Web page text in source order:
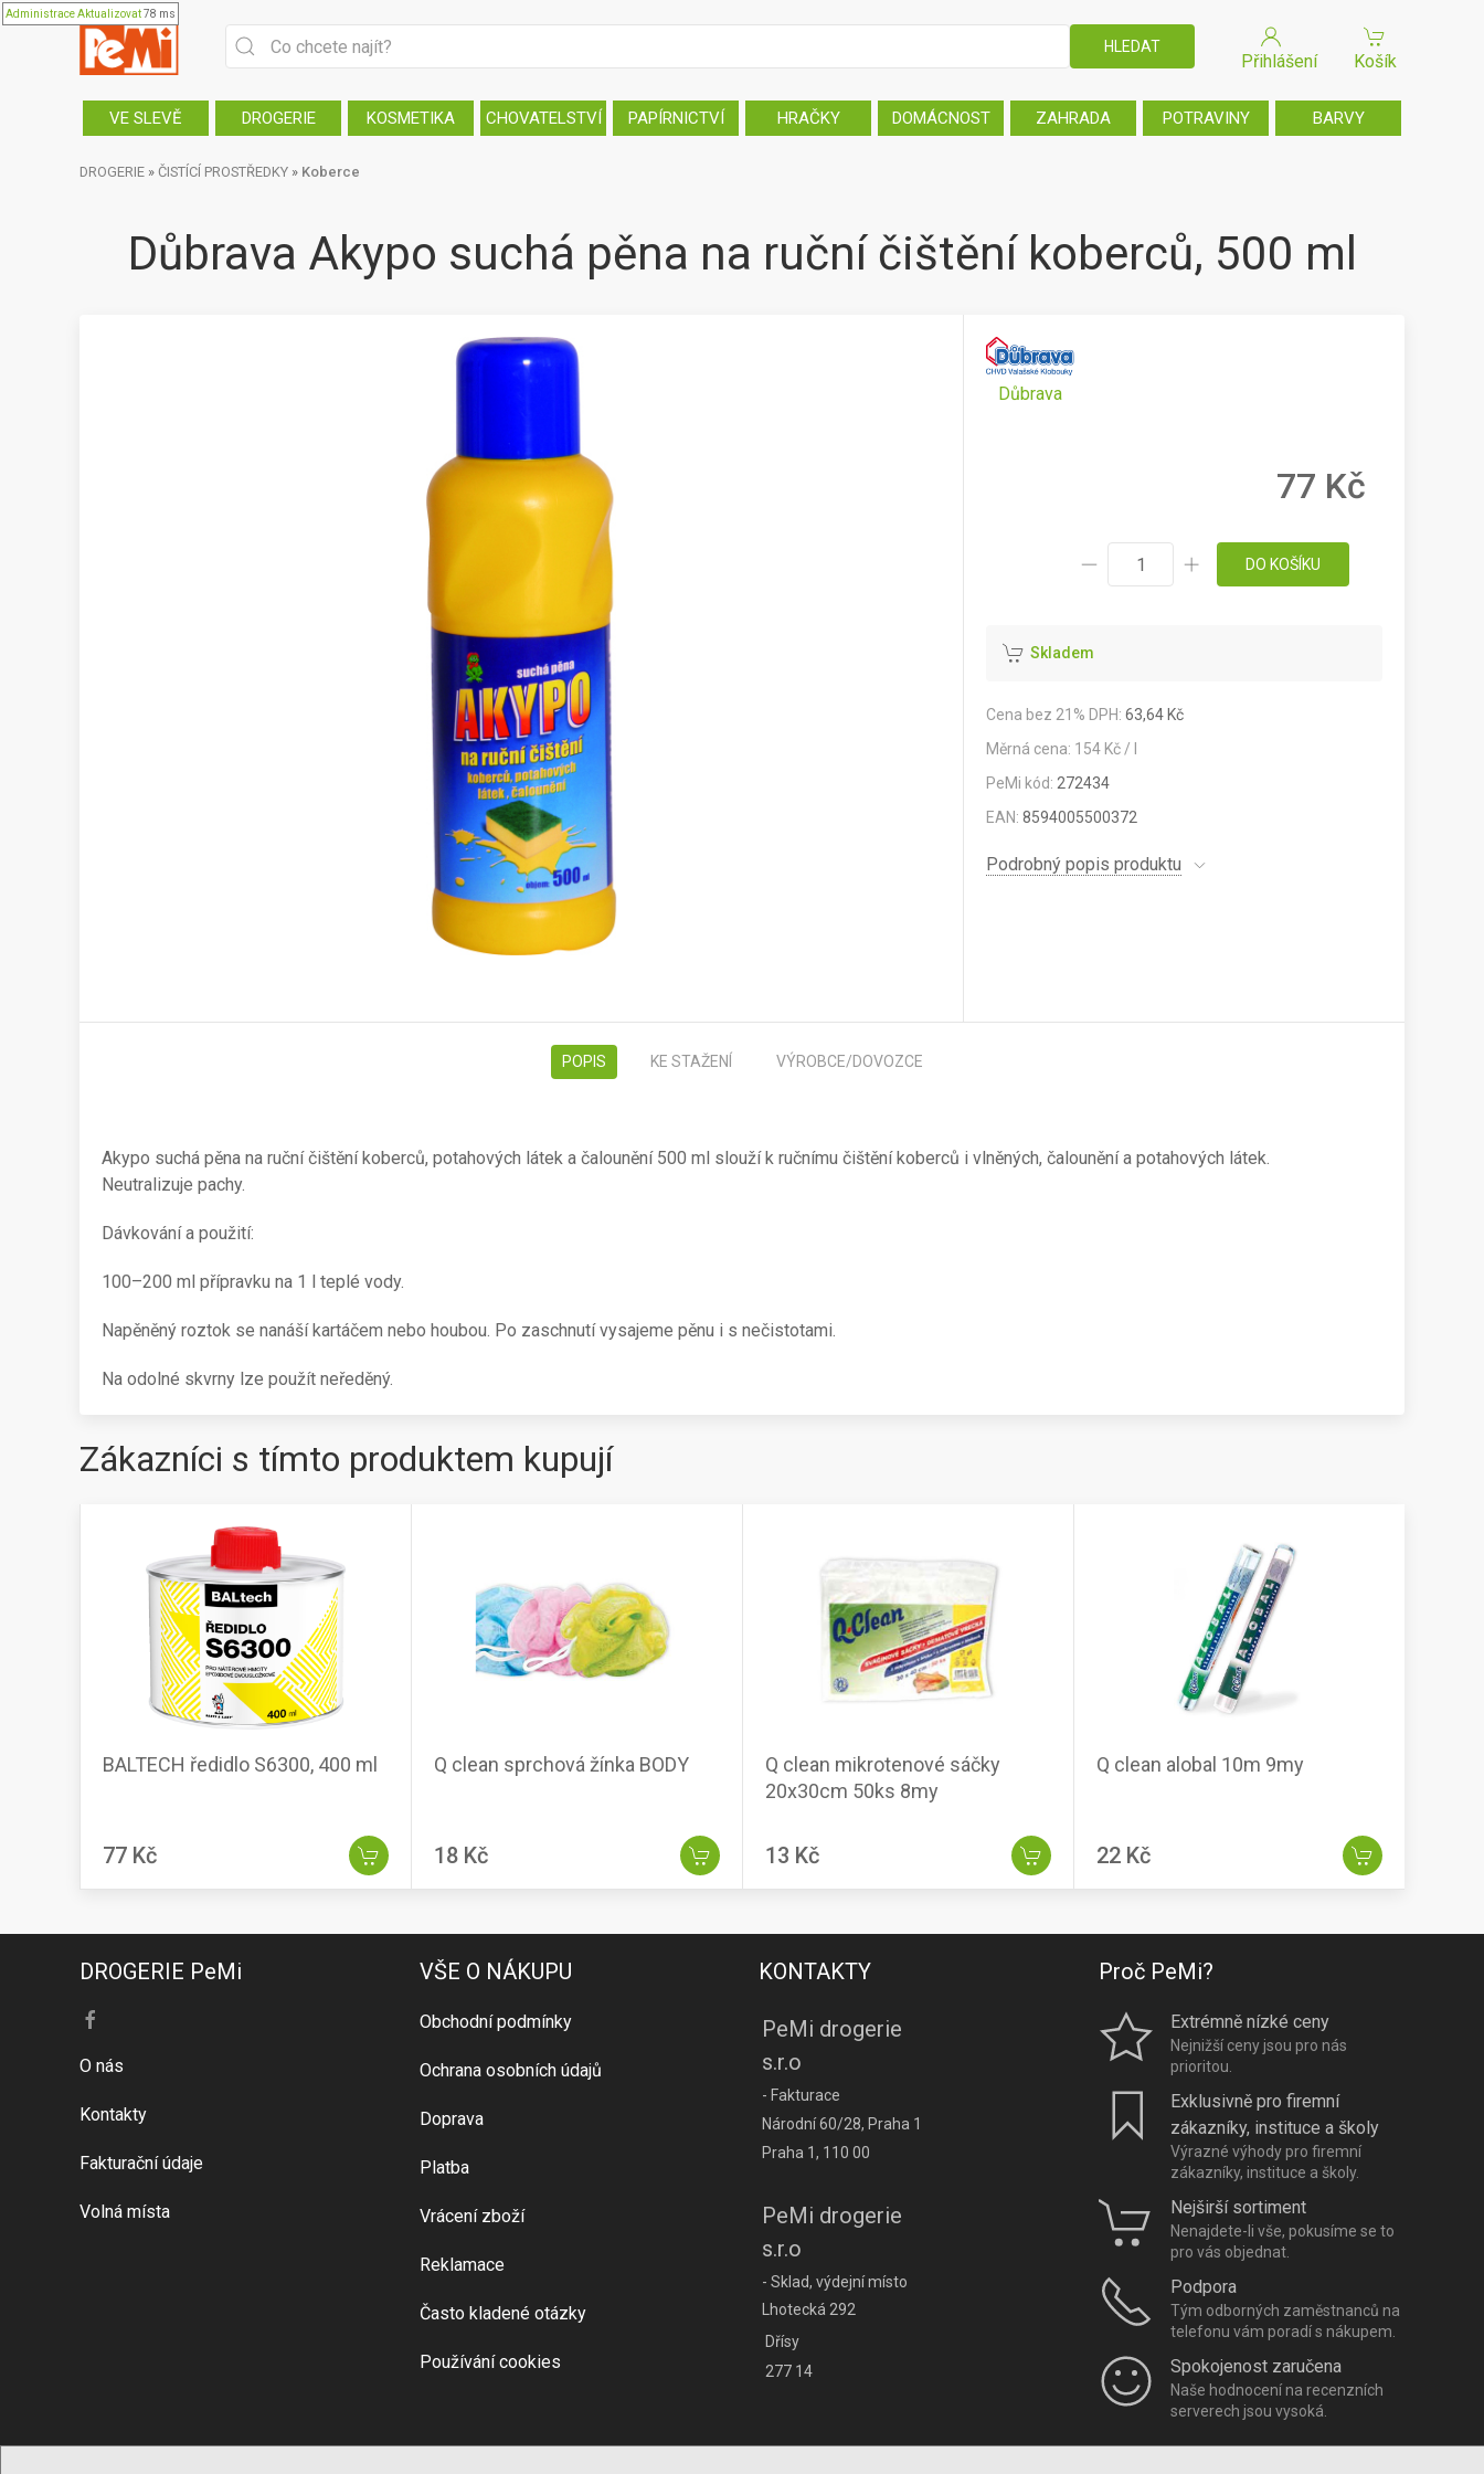
AdministraceAktualizovat78 ms
Přihlášení Košík
VE SLEVĚ DROGERIE KOSMETIKA CHOVATELSTVÍ PAPÍRNICTVÍ HRAČKY DOMÁCNOST ZAHRADA POTRAVINY BARVY
DROGERIE » ČISTÍCÍ PROSTŘEDKY » Koberce
Důbrava Akypo suchá pěna na ruční čištění koberců, 500 ml
Důbrava
77 Kč
DO KOŠÍKU
Skladem
Cena bez 21% DPH: 63,64 Kč
Měrná cena: 154 Kč / l
PeMi kód: 272434
EAN:8594005500372
Podrobný popis produktu
POPIS KE STAŽENÍ VÝROBCE/DOVOZCE
Akypo suchá pěna na ruční čištění koberců, potahových látek a čalounění 500 ml slouží k ručnímu čištění koberců i vlněných, čalounění a potahových látek.
Neutralizuje pachy.
Dávkování a použití:
100–200 ml přípravku na 1 l teplé vody.
Napěněný roztok se nanáší kartáčem nebo houbou. Po zaschnutí vysajeme pěnu i s nečistotami.
Na odolné skvrny lze použít neředěný.
Zákazníci s tímto produktem kupují
BALTECH ředidlo S6300, 400 ml
77 Kč
Q clean sprchová žínka BODY
18 Kč
Q clean mikrotenové sáčky
20x30cm 50ks 8my
13 Kč
Q clean alobal 10m 9my
22 Kč
DROGERIE PeMi
O nás
Kontakty
Fakturační údaje
Volná místa
VŠE O NÁKUPU
Obchodní podmínky
Ochrana osobních údajů
Doprava
Platba
Vrácení zboží
Reklamace
Často kladené otázky
Používání cookies
KONTAKTY
PeMi drogerie
s.r.o
- Fakturace
Národní 60/28, Praha 1
Praha 1, 110 00
PeMi drogerie
s.r.o
- Sklad, výdejní místo
Lhotecká 292
Dřísy
277 14
Proč PeMi?
Extrémně nízké ceny
Nejnižší ceny jsou pro nás
prioritou.
Exklusivně pro firemní
zákazníky, instituce a školy
Výrazné výhody pro firemní
zákazníky, instituce a školy.
Nejširší sortiment
Nenajdete-li vše, pokusíme se to
pro vás objednat.
Podpora
Tým odborných zaměstnanců na
telefonu vám poradí s nákupem.
Spokojenost zaručena
Naše hodnocení na recenzních
serverech jsou vysoká.